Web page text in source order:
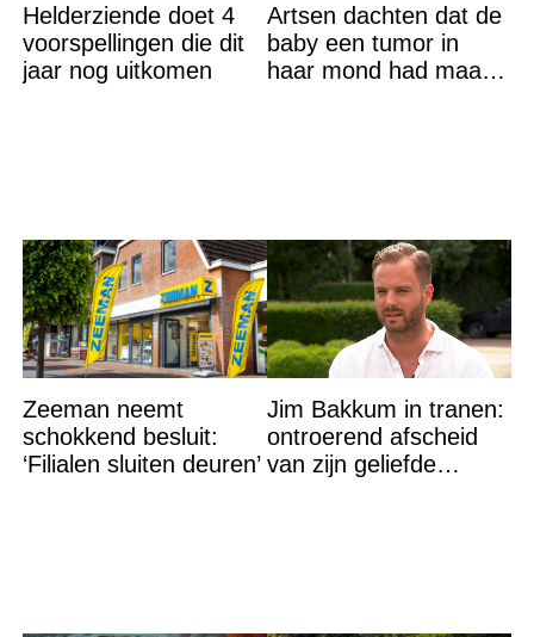
Helderziende doet 4
voorspellingen die dit
jaar nog uitkomen
Artsen dachten dat de
baby een tumor in
haar mond had maar
Zeeman neemt
schokkend besluit:
‘Filialen sluiten deuren’
Jim Bakkum in tranen:
ontroerend afscheid
van zijn geliefde